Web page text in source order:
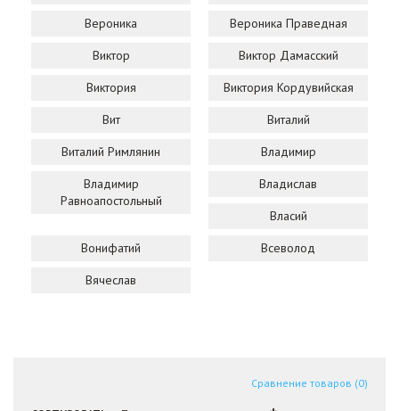
Вероника
Вероника Праведная
Виктор
Виктор Дамасский
Виктория
Виктория Кордувийская
Вит
Виталий
Виталий Римлянин
Владимир
Владимир
Равноапостольный
Владислав
Власий
Вонифатий
Всеволод
Вячеслав
Сравнение товаров (0)